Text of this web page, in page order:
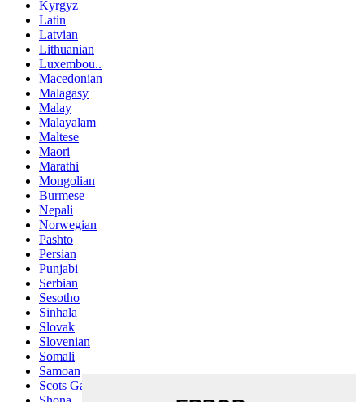
Kyrgyz
Latin
Latvian
Lithuanian
Luxembou..
Macedonian
Malagasy
Malay
Malayalam
Maltese
Maori
Marathi
Mongolian
Burmese
Nepali
Norwegian
Pashto
Persian
Punjabi
Serbian
Sesotho
Sinhala
Slovak
Slovenian
Somali
Samoan
Scots Gaelic